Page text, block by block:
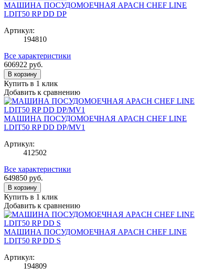
МАШИНА ПОСУДОМОЕЧНАЯ APACH CHEF LINE
LDIT50 RP DD DP
Артикул:
194810
Все характеристики
606922 руб.
В корзину
Купить в 1 клик
Добавить к сравнению
МАШИНА ПОСУДОМОЕЧНАЯ APACH CHEF LINE
LDIT50 RP DD DP/MV1
Артикул:
412502
Все характеристики
649850 руб.
В корзину
Купить в 1 клик
Добавить к сравнению
МАШИНА ПОСУДОМОЕЧНАЯ APACH CHEF LINE
LDIT50 RP DD S
Артикул:
194809